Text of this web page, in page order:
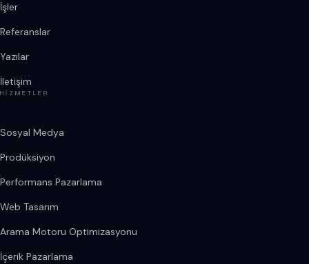
İşler
Referanslar
Yazılar
İletişim
HIZMETLER
Sosyal Medya
Prodüksiyon
Performans Pazarlama
Web Tasarım
Arama Motoru Optimizasyonu
İçerik Pazarlama